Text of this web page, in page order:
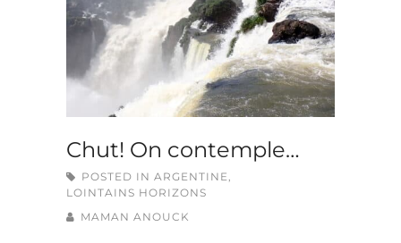
Chut! On contemple…
POSTED IN ARGENTINE
LOINTAINS HORIZONS
MAMAN ANOUCK